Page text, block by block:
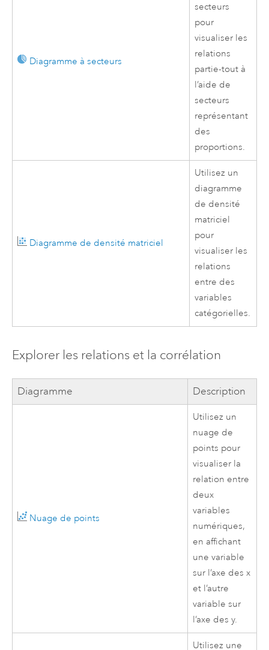
Diagramme à secteurs
secteurs
pour
visualiser les
relations
partie-tout à
l’aide de
secteurs
représentant
des
proportions.
Diagramme de densité matriciel
Utilisez un
diagramme
de densité
matriciel
pour
visualiser les
relations
entre des
variables
catégorielles.
Explorer les relations et la corrélation
Diagramme Description
Nuage de points
Utilisez un
nuage de
points pour
visualiser la
relation entre
deux
variables
numériques,
en affichant
une variable
sur l’axe des x
et l’autre
variable sur
l’axe des y.
Utilisez une